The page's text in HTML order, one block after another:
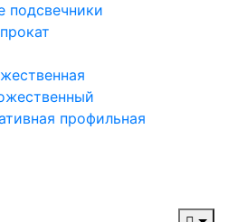
подсвечники
профильная